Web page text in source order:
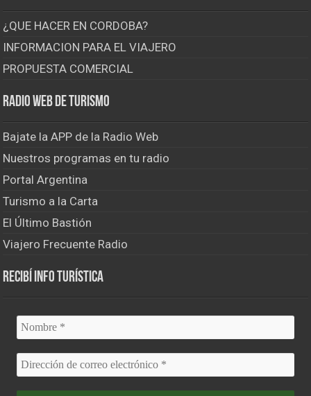
¿QUE HACER EN CORDOBA?
INFORMACION PARA EL VIAJERO
PROPUESTA COMERCIAL
Radio Web de Turismo
Bajate la APP de la Radio Web
Nuestros programas en tu radio
Portal Argentina
Turismo a la Carta
El Último Bastión
Viajero Frecuente Radio
Recibí info turística